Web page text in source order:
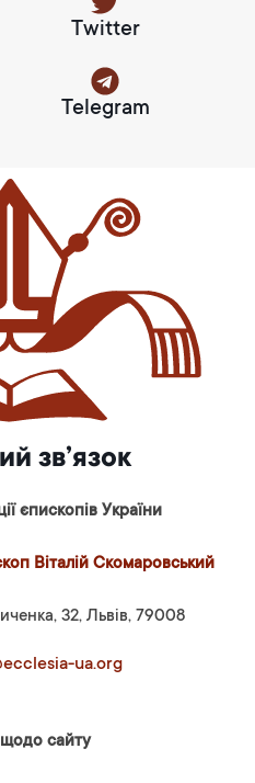
Twitter
Telegram
зв’язок
єпископів України
Віталій Скомаровський
32, Львів, 79008
ua.org
сайту